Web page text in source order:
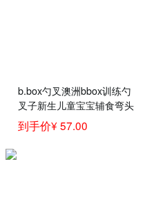
b.box勺叉澳洲bbox训练勺
叉子新生儿童宝宝辅食弯头
汤饭叉勺餐具套装 蓝绿色
勺叉 官方认证
到手价¥ 57.00